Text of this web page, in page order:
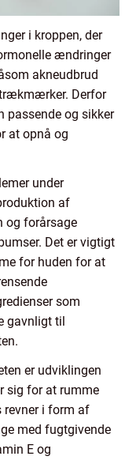
i kroppen, der
ændringer
akneudbrud
Derfor
passende og sikker
at opnå og
under
af
og forårsage
Det er vigtigt
for huden for at
som
gavnligt til
er udviklingen
sig for at rumme
revner i form af
med fugtgivende
E og